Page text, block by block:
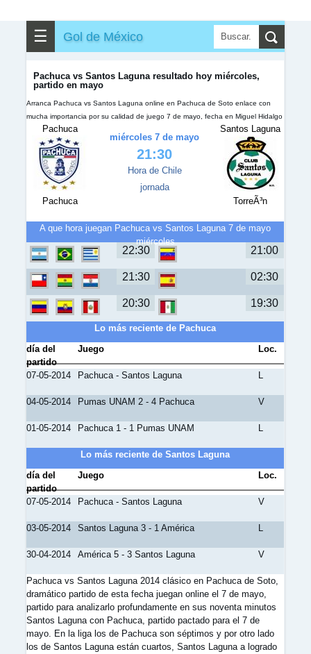
☰ Gol de México
Pachuca vs Santos Laguna resultado hoy miércoles,
partido en mayo
Arranca Pachuca vs Santos Laguna online en Pachuca de Soto enlace con
mucha importancia por su calidad de juego 7 de mayo, fecha en Miguel Hidalgo
Pachuca
Pachuca
miércoles 7 de mayo
21:30
Hora de Chile
jornada
Santos Laguna
TorreÃ³n
A que hora juegan Pachuca vs Santos Laguna 7 de mayo
miércoles
22:30 21:00
21:30 02:30
20:30 19:30
Lo más reciente de Pachuca
día del
partido
Juego Loc.
07-05-2014 Pachuca - Santos Laguna L
04-05-2014 Pumas UNAM 2 - 4 Pachuca V
01-05-2014 Pachuca 1 - 1 Pumas UNAM L
Lo más reciente de Santos Laguna
día del
partido
Juego Loc.
07-05-2014 Pachuca - Santos Laguna V
03-05-2014 Santos Laguna 3 - 1 América L
30-04-2014 América 5 - 3 Santos Laguna V
Pachuca vs Santos Laguna 2014 clásico en Pachuca de Soto,
dramático partido de esta fecha juegan online el 7 de mayo,
partido para analizarlo profundamente en sus noventa minutos
Santos Laguna con Pachuca, partido pactado para el 7 de
mayo. En la liga los de Pachuca son séptimos y por otro lado
los de Santos Laguna están cuartos, Santos Laguna a logrado